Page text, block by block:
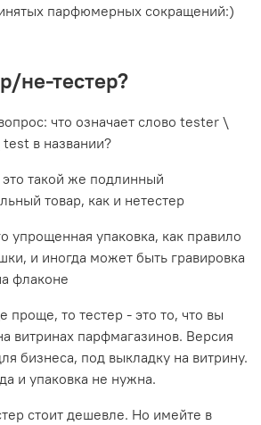
парфюмерных сокращений:)
не-тестер?
что означает слово tester \
test в названии?
это такой же подлинный
товар, как и нетестер
упрощенная упаковка, как правило
и иногда может быть гравировка
флаконе
проще, то тестер - это то, что вы
витринах парфмагазинов. Версия
бизнеса, под выкладку на витрину.
и упаковка не нужна.
стоит дешевле. Но имейте в